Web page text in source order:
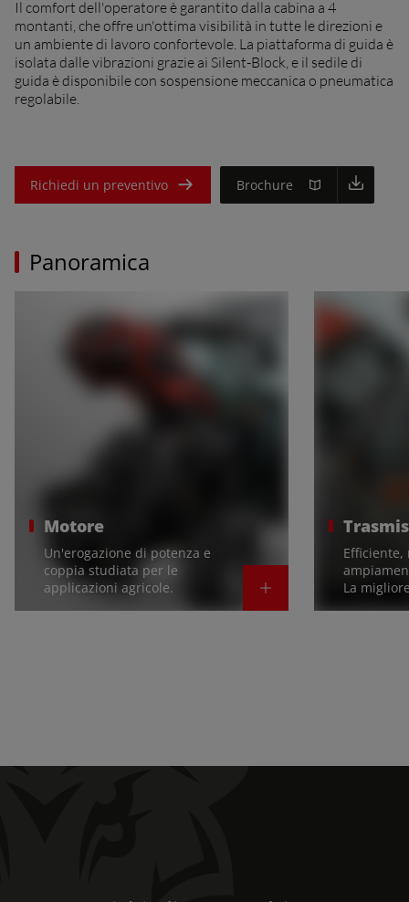
Il comfort dell'operatore è garantito dalla cabina a 4
montanti, che offre un'ottima visibilità in tutte le direzioni e
un ambiente di lavoro confortevole. La piattaforma di guida è
isolata dalle vibrazioni grazie ai Silent-Block, e il sedile di
guida è disponibile con sospensione meccanica o pneumatica
regolabile.
Richiedi un preventivo Brochure
Panoramica
Motore
Un'erogazione di potenza e
coppia studiata per le
applicazioni agricole.
Efficiente,
La